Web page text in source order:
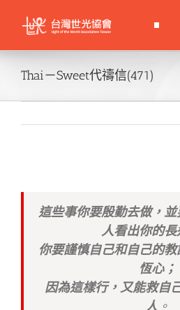
content
Thai－Sweet代禱信(471)
這些事你要殷勤去做，
人看出你的長
你要謹慎自己和自己的
恆心；
因為這樣行，又能救自
人 。